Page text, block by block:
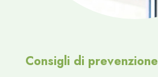
Consigli di prevenzione